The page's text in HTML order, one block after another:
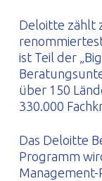
Deloitte zählt
ist Teil der
über 150
330.000
Das Deloitte
Programm